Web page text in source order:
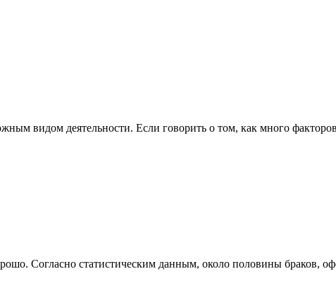
видом деятельности. Если говорить о том, как много
Согласно статистическим данным, около половины браков,